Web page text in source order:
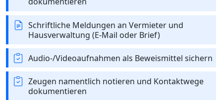
Schriftliche Meldungen an Vermieter und
Hausverwaltung (E‑Mail oder Brief)
Audio-/Videoaufnahmen als Beweismittel sichern
Zeugen namentlich notieren und Kontaktwege
dokumentieren